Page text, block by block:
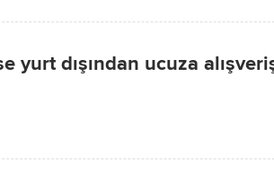
yurt dışından ucuza